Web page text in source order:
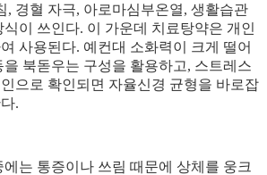
, 경혈 자극, 아로마심부온열, 생활습관
이 쓰인다. 이 가운데 치료탕약은 개인
사용된다. 예컨대 소화력이 크게 떨어
을 북돋우는 구성을 활용하고, 스트레스
으로 확인되면 자율신경 균형을 바로잡
.
는 통증이나 쓰림 때문에 상체를 웅크